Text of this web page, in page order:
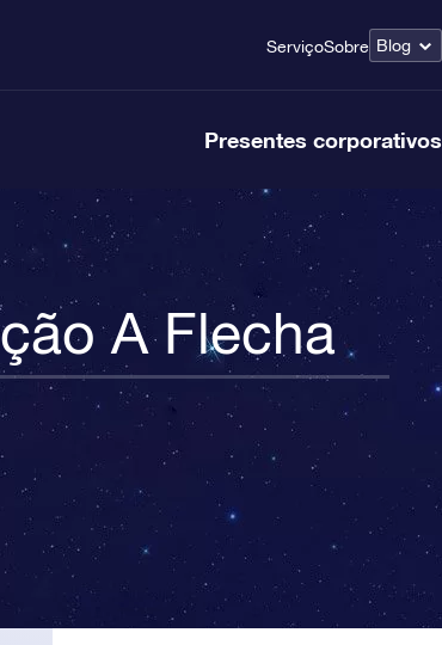
ServiçoSobre Blog
Presentes corporativos
A Flecha